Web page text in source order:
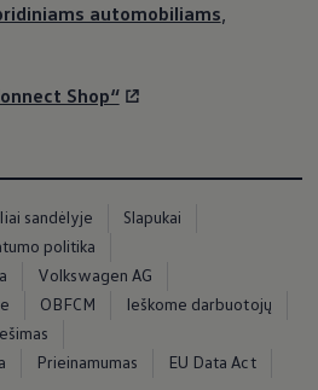
neribota galimybė
sąlygų, pvz.,
stebėsena (4)
automobiliams,
Shop“
sandėlyje
Slapukai
politika
Volkswagen AG
OBFCM
Ieškome darbuotojų
Prieinamumas EU Data Act